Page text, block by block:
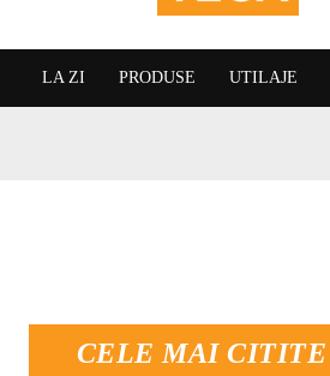
LA ZI PRODUSE UTILAJE
CELE MAI CITITE